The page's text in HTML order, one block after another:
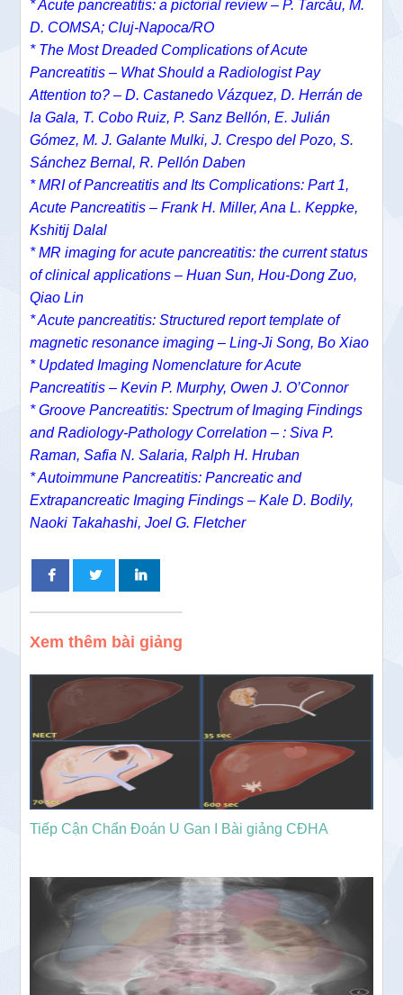
* Acute pancreatitis: a pictorial review – P. Tarcău, M.
D. COMSA; Cluj-Napoca/RO
* The Most Dreaded Complications of Acute
Pancreatitis – What Should a Radiologist Pay
Attention to? – D. Castanedo Vázquez, D. Herrán de
la Gala, T. Cobo Ruiz, P. Sanz Bellón, E. Julián
Gómez, M. J. Galante Mulki, J. Crespo del Pozo, S.
Sánchez Bernal, R. Pellón Daben
* MRI of Pancreatitis and Its Complications: Part 1,
Acute Pancreatitis – Frank H. Miller, Ana L. Keppke,
Kshitij Dalal
* MR imaging for acute pancreatitis: the current status
of clinical applications – Huan Sun, Hou-Dong Zuo,
Qiao Lin
* Acute pancreatitis: Structured report template of
magnetic resonance imaging – Ling-Ji Song, Bo Xiao
* Updated Imaging Nomenclature for Acute
Pancreatitis – Kevin P. Murphy, Owen J. O’Connor
* Groove Pancreatitis: Spectrum of Imaging Findings
and Radiology-Pathology Correlation – : Siva P.
Raman, Safia N. Salaria, Ralph H. Hruban
* Autoimmune Pancreatitis: Pancreatic and
Extrapancreatic Imaging Findings – Kale D. Bodily,
Naoki Takahashi, Joel G. Fletcher
Xem thêm bài giảng
Tiếp Cận Chẩn Đoán U Gan I Bài giảng CĐHA